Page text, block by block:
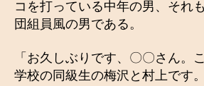
コを打っている中年の男、それ
団組員風の男である。
「お久しぶりです、〇〇さん。
学校の同級生の梅沢と村上です